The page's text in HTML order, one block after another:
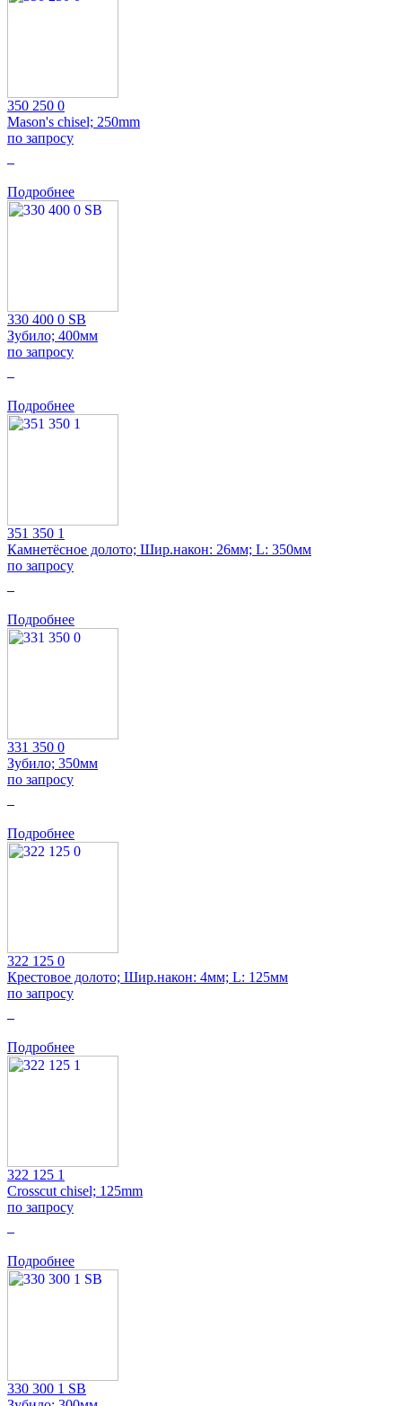
350 250 0
Mason's chisel; 250mm
по запросу
Подробнее
330 400 0 SB
Зубило; 400мм
по запросу
Подробнее
351 350 1
Камнетёсное долото; Шир.након: 26мм; L: 350мм
по запросу
Подробнее
331 350 0
Зубило; 350мм
по запросу
Подробнее
322 125 0
Крестовое долото; Шир.након: 4мм; L: 125мм
по запросу
Подробнее
322 125 1
Crosscut chisel; 125mm
по запросу
Подробнее
330 300 1 SB